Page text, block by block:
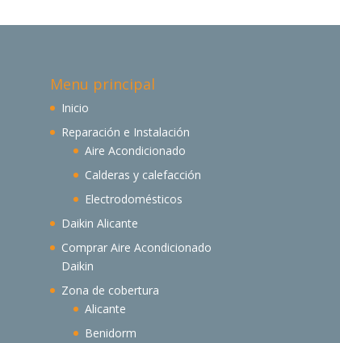
Menu principal
Inicio
Reparación e Instalación
Aire Acondicionado
Calderas y calefacción
Electrodomésticos
Daikin Alicante
Comprar Aire Acondicionado
Daikin
Zona de cobertura
Alicante
Benidorm